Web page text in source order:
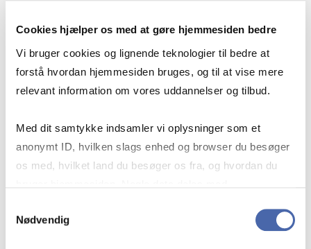
Cookies hjælper os med at gøre hjemmesiden bedre
Vi bruger cookies og lignende teknologier til bedre at
forstå hvordan hjemmesiden bruges, og til at vise mere
relevant information om vores uddannelser og tilbud.
Med dit samtykke indsamler vi oplysninger som et
anonymt ID, hvilken slags enhed og browser du besøger
os med, hvilket land du besøger os fra, og hvordan du
markedsføring. Du bestemmer selv - og kan altid trække
Nødvendig
Hvis du ikke får plads her, vurderer vi din tredje
Fordi din tredje prioritet er dit retskrav, er du
garanteret en studieplads – så længe du søger
korrekt og inden fristen.